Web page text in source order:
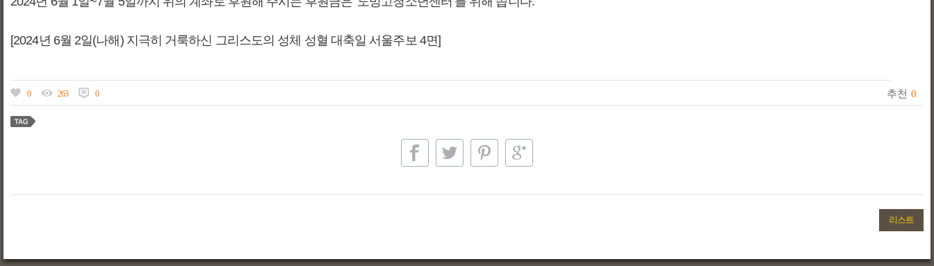
[2024년 6월 2일(나해) 지극히 거룩하신 그리스도의 성체 성혈 대축일 서울주보 4면]
0 263 0 추천 0
리스트